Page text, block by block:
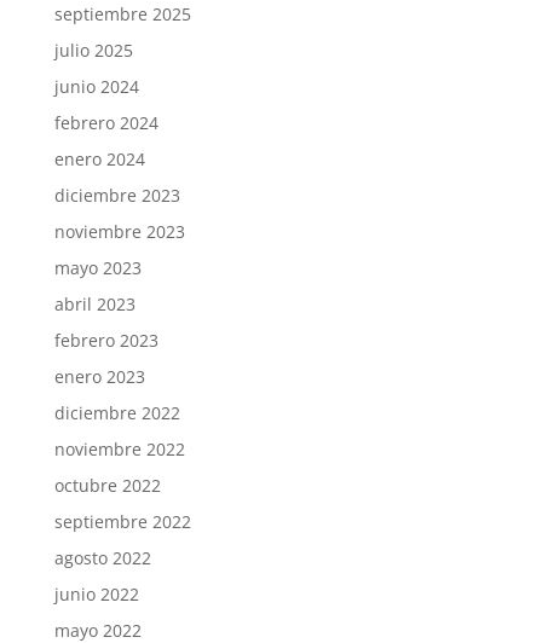
septiembre 2025
julio 2025
junio 2024
febrero 2024
enero 2024
diciembre 2023
noviembre 2023
mayo 2023
abril 2023
febrero 2023
enero 2023
diciembre 2022
noviembre 2022
octubre 2022
septiembre 2022
agosto 2022
junio 2022
mayo 2022